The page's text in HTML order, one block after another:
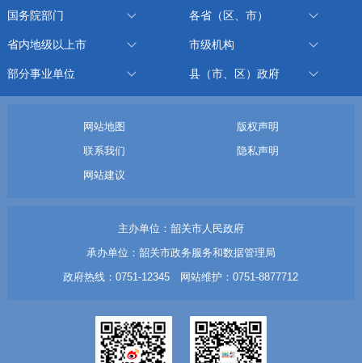
国务院部门 各省（区、市）
省内地级以上市 市级机构
部分事业单位 县（市、区）政府
网站地图
版权声明
联系我们
隐私声明
网站建议
主办单位：韶关市人民政府
承办单位：韶关市政务服务和数据管理局
政府热线：0751-12345 网站维护：0751-8877712